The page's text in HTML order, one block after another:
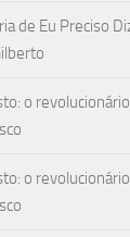
de Eu Preciso
o
o